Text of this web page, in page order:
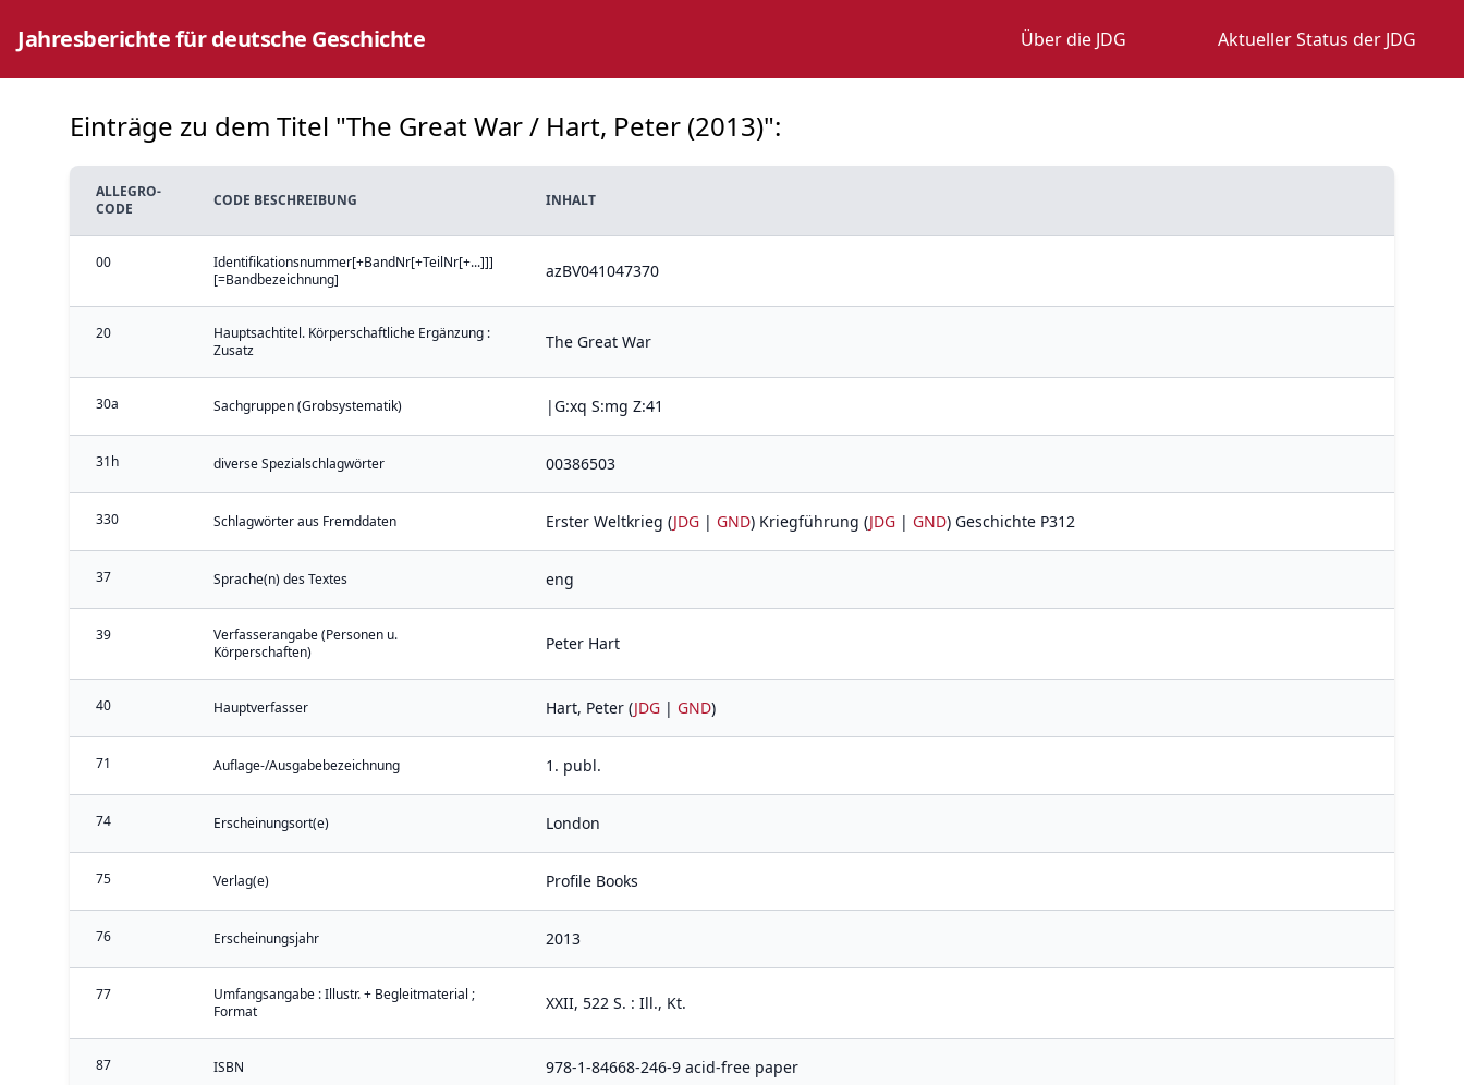
Jahresberichte für deutsche Geschichte Über die JDG Aktueller Status der JDG
Einträge zu dem Titel "The Great War / Hart, Peter (2013)":
ALLEGRO-
CODE
CODE BESCHREIBUNG INHALT
00
Identifikationsnummer[+BandNr[+TeilNr[+...]]]
[=Bandbezeichnung]
azBV041047370
20
Hauptsachtitel. Körperschaftliche Ergänzung :
Zusatz
The Great War
30a Sachgruppen (Grobsystematik) |G:xq S:mg Z:41
31h diverse Spezialschlagwörter 00386503
330 Schlagwörter aus Fremddaten Erster Weltkrieg (JDG | GND) Kriegführung (JDG | GND) Geschichte P312
37 Sprache(n) des Textes eng
39
Verfasserangabe (Personen u.
Körperschaften)
Peter Hart
40 Hauptverfasser Hart, Peter (JDG | GND)
71 Auflage-/Ausgabebezeichnung 1. publ.
74 Erscheinungsort(e) London
75 Verlag(e) Profile Books
76 Erscheinungsjahr 2013
77
Umfangsangabe : Illustr. + Begleitmaterial ;
Format
XXII, 522 S. : Ill., Kt.
87 ISBN 978-1-84668-246-9 acid-free paper